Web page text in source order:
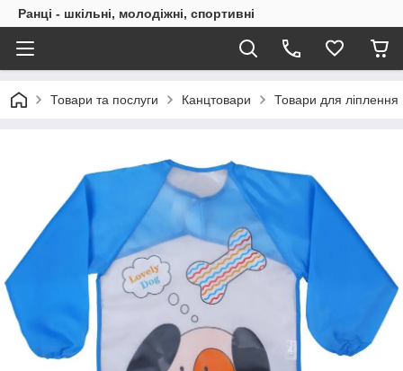
Ранці - шкільні, молодіжні, спортивні
Товари та послуги Канцтовари Товари для ліплення